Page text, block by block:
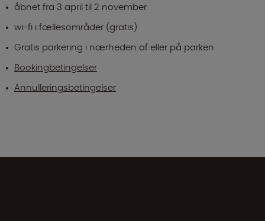
åbnet fra 3 april til 2 november
wi-fi i fællesområder (gratis)
Gratis parkering i nærheden af eller på parken
Bookingbetingelser
Annulleringsbetingelser